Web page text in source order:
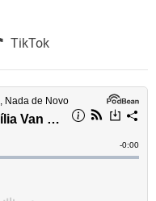
TikTok